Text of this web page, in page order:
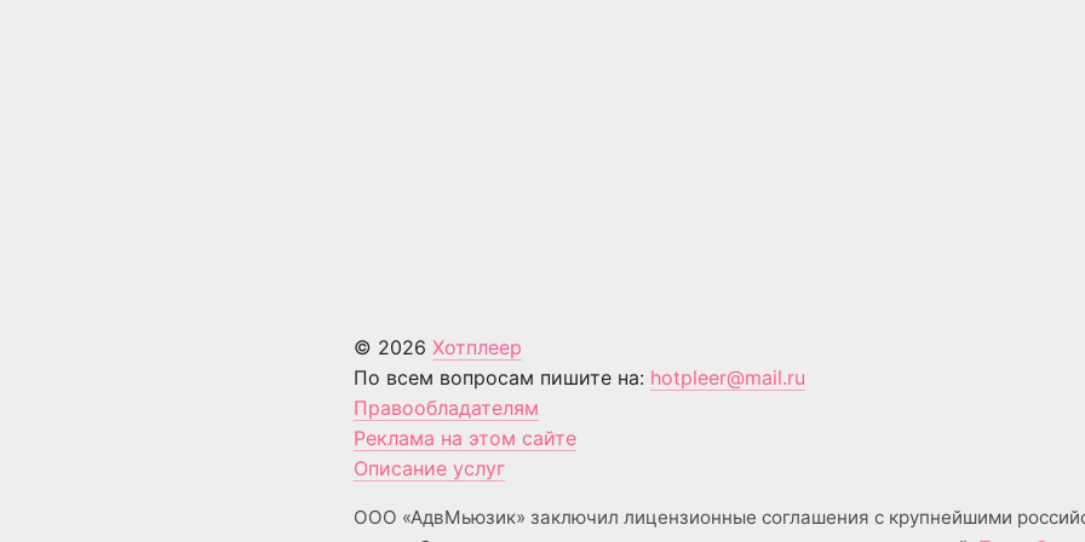
© 2026 Хотплеер
По всем вопросам пишите на: hotpleer@mail.ru
Правообладателям
Реклама на этом сайте
Описание услуг
ООО «АдвМьюзик» заключил лицензионные соглашения с крупнейшими